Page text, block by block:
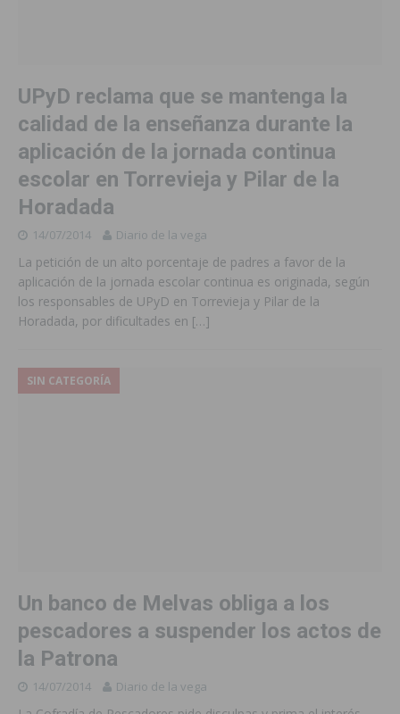
UPyD reclama que se mantenga la
calidad de la enseñanza durante la
aplicación de la jornada continua
escolar en Torrevieja y Pilar de la
Horadada
14/07/2014 Diario de la vega
La petición de un alto porcentaje de padres a favor de la
aplicación de la jornada escolar continua es originada, según
los responsables de UPyD en Torrevieja y Pilar de la
Horadada, por dificultades en […]
SIN CATEGORÍA
Un banco de Melvas obliga a los
pescadores a suspender los actos de
la Patrona
14/07/2014 Diario de la vega